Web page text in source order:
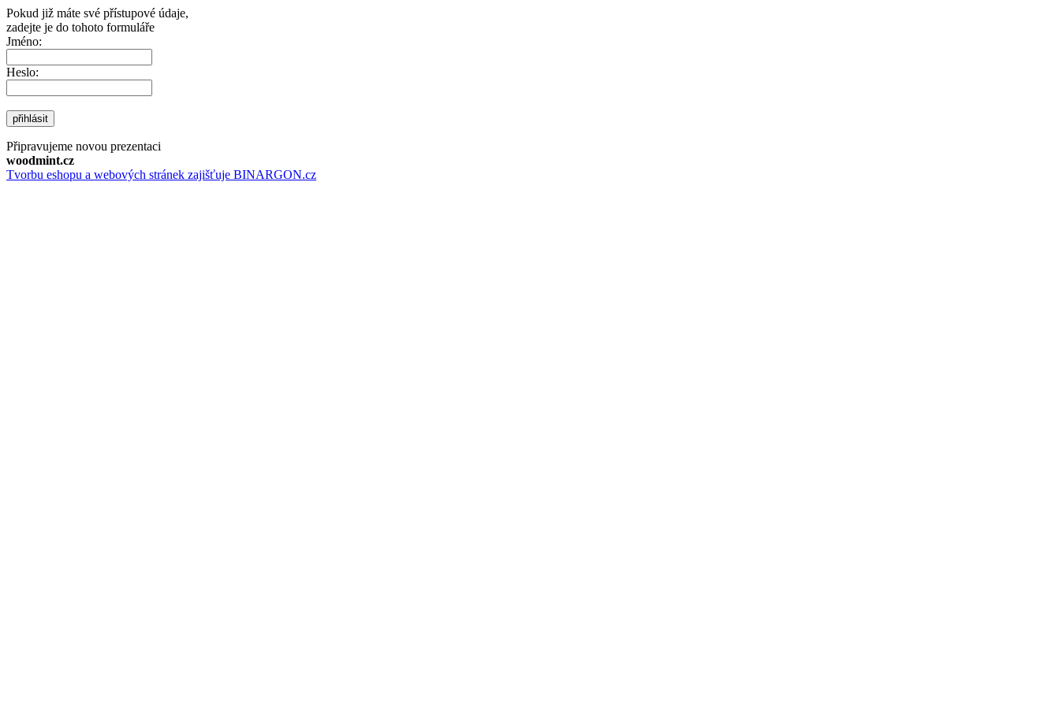
Pokud již máte své přístupové údaje,
zadejte je do tohoto formuláře
Jméno:
Heslo:
přihlásit
Připravujeme novou prezentaci
woodmint.cz
Tvorbu eshopu a webových stránek zajišťuje BINARGON.cz